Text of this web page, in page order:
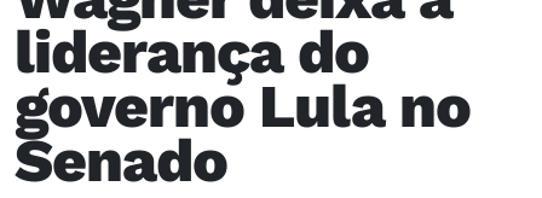
liderança do
governo Lula no
Senado